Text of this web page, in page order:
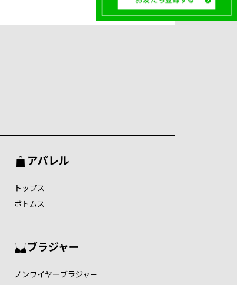
アパレル
トップス
ボトムス
ブラジャー
ノンワイヤ―ブラジャー